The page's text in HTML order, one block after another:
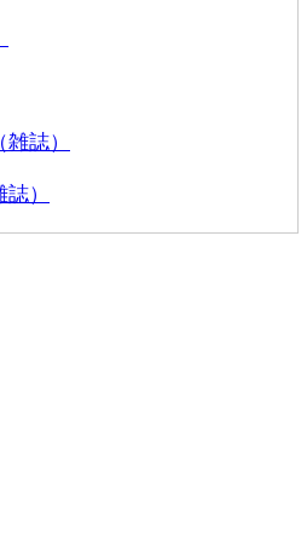
誌）
）